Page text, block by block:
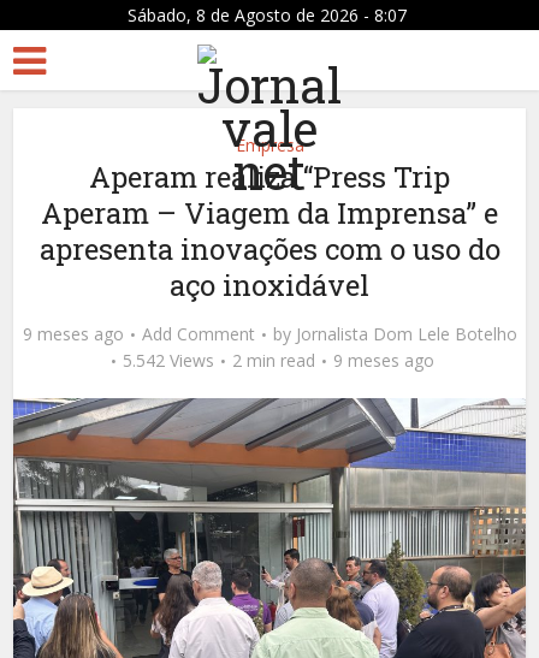
Sábado, 8 de Agosto de 2026 - 8:07
Empresa
Aperam realiza “Press Trip
Aperam – Viagem da Imprensa” e
apresenta inovações com o uso do
aço inoxidável
9 meses ago Add Comment by Jornalista Dom Lele Botelho
5.542 Views
2 min read 9 meses ago